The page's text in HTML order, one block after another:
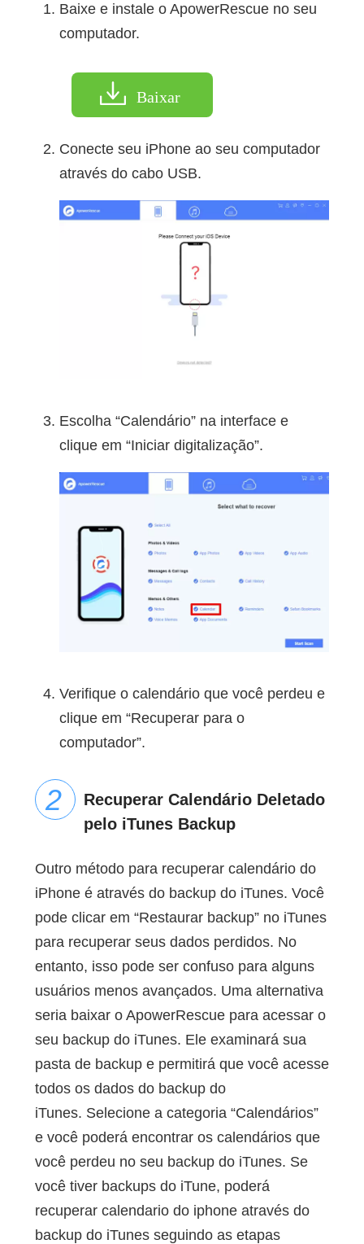
Baixe e instale o ApowerRescue no seu
computador.
Baixar
Conecte seu iPhone ao seu computador
através do cabo USB.
Escolha “Calendário” na interface e
clique em “Iniciar digitalização”.
Verifique o calendário que você perdeu e
clique em “Recuperar para o
computador”.
Recuperar Calendário Deletado
pelo iTunes Backup
Outro método para recuperar calendário do
iPhone é através do backup do iTunes. Você
pode clicar em “Restaurar backup” no iTunes
para recuperar seus dados perdidos. No
entanto, isso pode ser confuso para alguns
usuários menos avançados. Uma alternativa
seria baixar o ApowerRescue para acessar o
seu backup do iTunes. Ele examinará sua
pasta de backup e permitirá que você acesse
todos os dados do backup do
iTunes. Selecione a categoria “Calendários”
e você poderá encontrar os calendários que
você perdeu no seu backup do iTunes. Se
você tiver backups do iTune, poderá
recuperar calendario do iphone através do
backup do iTunes seguindo as etapas